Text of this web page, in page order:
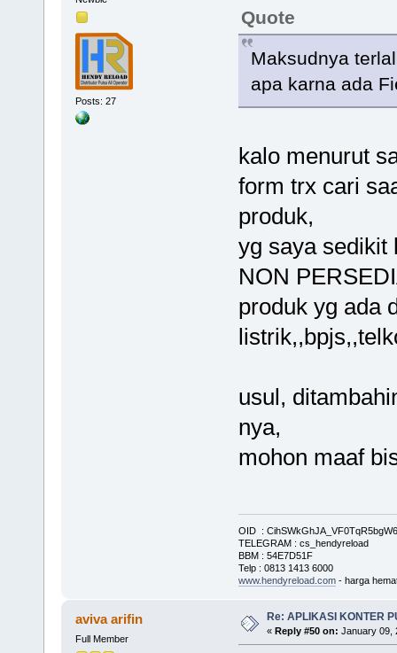
Posts: 27
Quote
Maksudnya
apa karna ada
kalo menurut
form trx cari
produk,
yg saya sedikit
NON
produk yg ada
usul,
nya,
mohon maaf
OID :
TELEGRAM : cs_hendyreload
BBM : 54E7D51F
Telp : 0813 1413 6000
www.hendyreload.com- harga
aviva arifin
Full Member
Re: APLIKASI KONTER
« Reply #50 on: January 09,